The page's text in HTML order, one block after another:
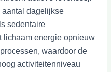
dagelijkse
sedentaire
lichaam energie opnieuw
waardoor de
activiteitenniveau